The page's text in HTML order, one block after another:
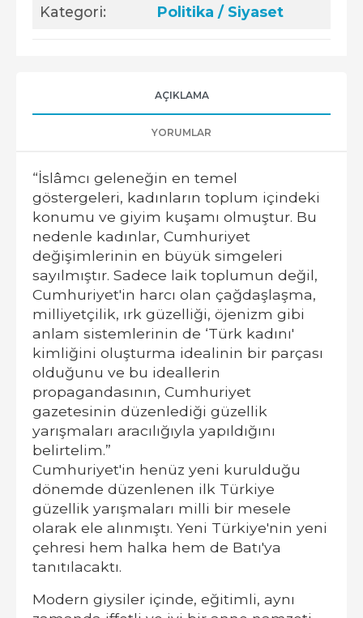
Kategori: Politika / Siyaset
AÇIKLAMA
YORUMLAR
“İslâmcı geleneğin en temel
göstergeleri, kadınların toplum içindeki
konumu ve giyim kuşamı olmuştur. Bu
nedenle kadınlar, Cumhuriyet
değişimlerinin en büyük simgeleri
sayılmıştır. Sadece laik toplumun değil,
Cumhuriyet'in harcı olan çağdaşlaşma,
milliyetçilik, ırk güzelliği, öjenizm gibi
anlam sistemlerinin de ‘Türk kadını'
kimliğini oluşturma idealinin bir parçası
olduğunu ve bu ideallerin
propagandasının, Cumhuriyet
gazetesinin düzenlediği güzellik
yarışmaları aracılığıyla yapıldığını
belirtelim.”
Cumhuriyet'in henüz yeni kurulduğu
dönemde düzenlenen ilk Türkiye
güzellik yarışmaları milli bir mesele
olarak ele alınmıştı. Yeni Türkiye'nin yeni
çehresi hem halka hem de Batı'ya
tanıtılacaktı.
Modern giysiler içinde, eğitimli, aynı